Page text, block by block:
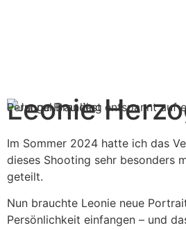
Leonie
Personal Branding
Im Sommer 2024 hatte ich das
dieses Shooting sehr besonders
geteilt.
Nun brauchte Leonie neue
Persönlichkeit einfangen – und